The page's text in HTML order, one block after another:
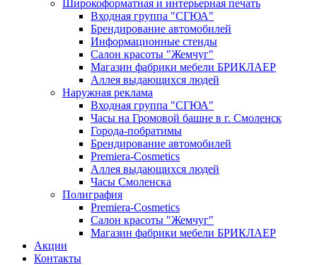
Широкоформатная и интерьерная печать
Входная группа "СГЮА"
Брендирование автомобилей
Информационные стенды
Салон красоты "Жемчуг"
Магазин фабрики мебели БРИКЛАЕР
Аллея выдающихся людей
Наружная реклама
Входная группа "СГЮА"
Часы на Громовой башне в г. Смоленск
Города-побратимы
Брендирование автомобилей
Premiera-Cosmetics
Аллея выдающихся людей
Часы Смоленска
Полиграфия
Premiera-Cosmetics
Салон красоты "Жемчуг"
Магазин фабрики мебели БРИКЛАЕР
Акции
Контакты